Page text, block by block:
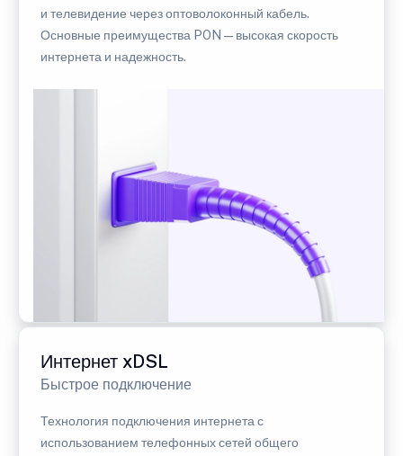
и телевидение через оптоволоконный кабель.
Основные преимущества PON — высокая скорость
интернета и надежность.
Интернет xDSL
Быстрое подключение
Технология подключения интернета с
использованием телефонных сетей общего